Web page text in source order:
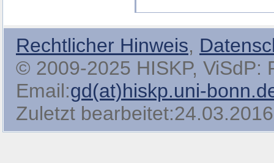
Rechtlicher Hinweis,
© 2009-2025 HISKP, ViSdP:
Email:gd(at)hiskp.uni-
Zuletzt